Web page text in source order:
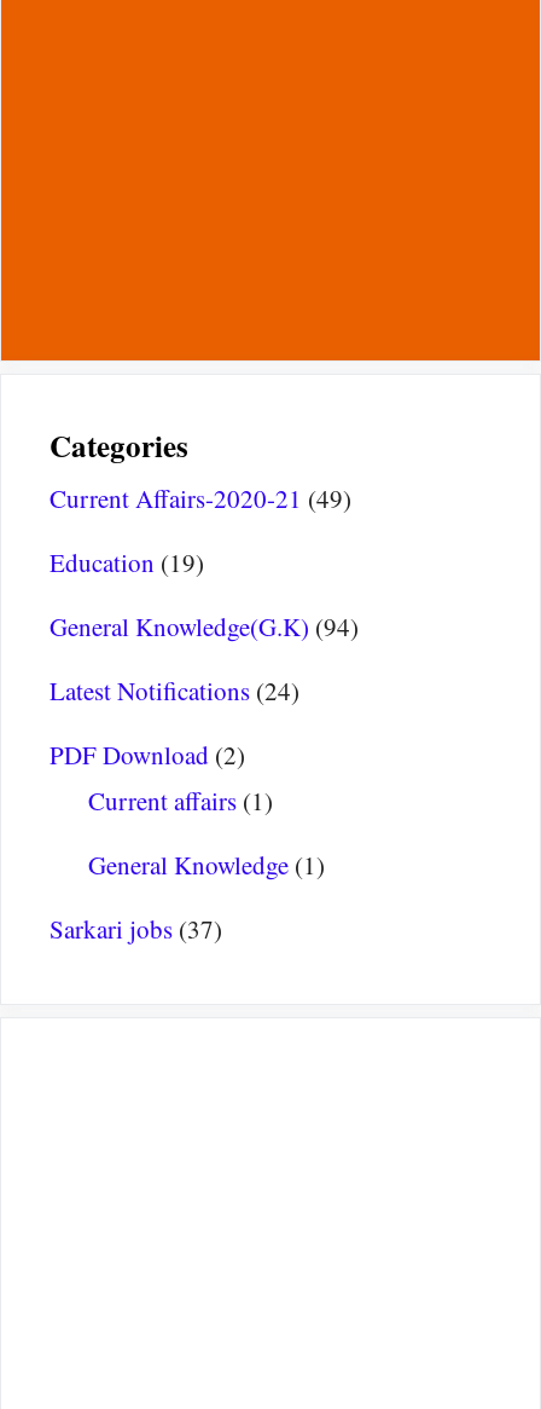
Categories
Current Affairs-2020-21 (49)
Education (19)
General Knowledge(G.K) (94)
Latest Notifications (24)
PDF Download (2)
Current affairs(1)
General Knowledge(1)
Sarkari jobs (37)